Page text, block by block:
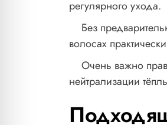
регулярного ухода.
Без
волосах
Очень важно
нейтрализации